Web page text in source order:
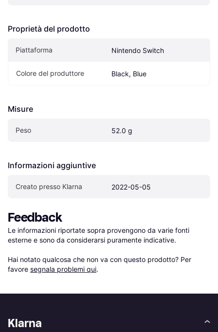
Proprietà del prodotto
Piattaforma Nintendo Switch
Colore del produttore Black, Blue
Misure
Peso 52.0 g
Informazioni aggiuntive
Creato presso Klarna 2022-05-05
Feedback
Le informazioni riportate sopra provengono da varie fonti
esterne e sono da considerarsi puramente indicative.
Hai notato qualcosa che non va con questo prodotto? Per
favore segnala problemi qui.
Klarna